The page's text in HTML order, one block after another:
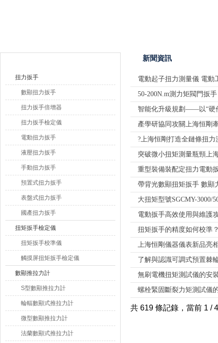
扭力扳手
數顯扭力扳手
扭力扳手倍增器
扭力扳手檢定儀
電動扭力扳手
液壓扭力扳手
手動扭力扳手
預置式扭力扳手
表盤式扭力扳手
國產扭力扳手
扭矩扳手檢定儀
扭矩扳手校準儀
觸摸屏扭矩扳手檢定儀
數顯推拉力計
S型數顯推拉力計
輪輻數顯式推拉力計
微型數顯推拉力計
法蘭數顯式推拉力計
新聞資訊
電動起子扭力測量儀 電動
50-200N.m測力矩閥門扳
智能化升級規劃——以“硬
產學研協同攻關上海恒剛
?上海恒剛打造全鏈條扭
突破微小扭矩測量瓶頸上
重型裝備裝配定扭力電動
帶背光數顯扭矩扳手 數顯
大扭矩型號SGCMY-3000/
電動扳手高效使用與維護
扭矩扳手的精度如何校準
上海恒剛儀器儀表新品亮
了解與認識可調式預置棘
無刷電機扭矩測試儀的安
螺栓緊固斷裂力矩測試儀
共 619 條記錄，當前 1